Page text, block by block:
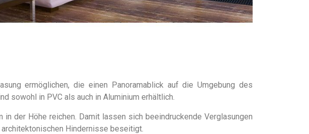
ermöglichen, die einen Panoramablick auf die Umgebung des
sowohl in PVC als auch in Aluminium erhältlich.
der Höhe reichen. Damit lassen sich beeindruckende Verglasungen
Hindernisse beseitigt.